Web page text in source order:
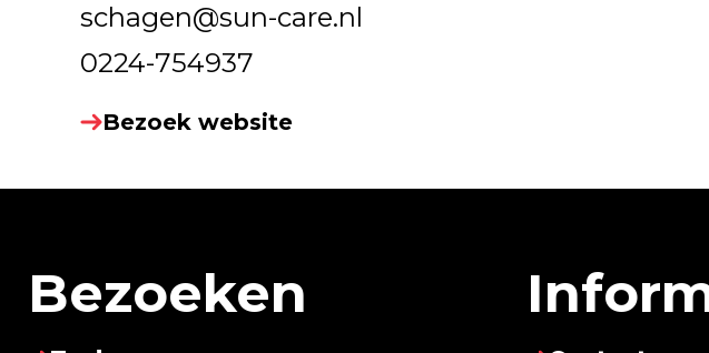
schagen@sun-care.nl
0224-754937
Bezoek website
Bezoeken